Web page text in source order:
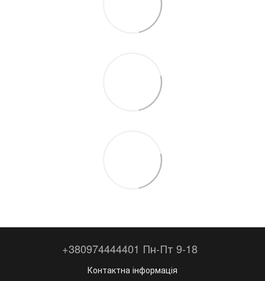
+380974444401 Пн-Пт 9-18
Контактна інформація